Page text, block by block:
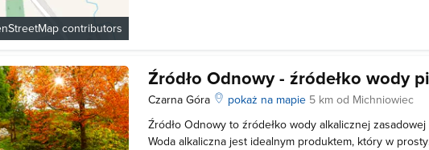
contributors
Źródło Odnowy - źródełko wody
Czarna Góra pokaż na mapie 5 km od Michniowiec
Źródło Odnowy to źródełko wody alkalicznej zasadowej
Woda alkaliczna jest idealnym produktem, który w prosty